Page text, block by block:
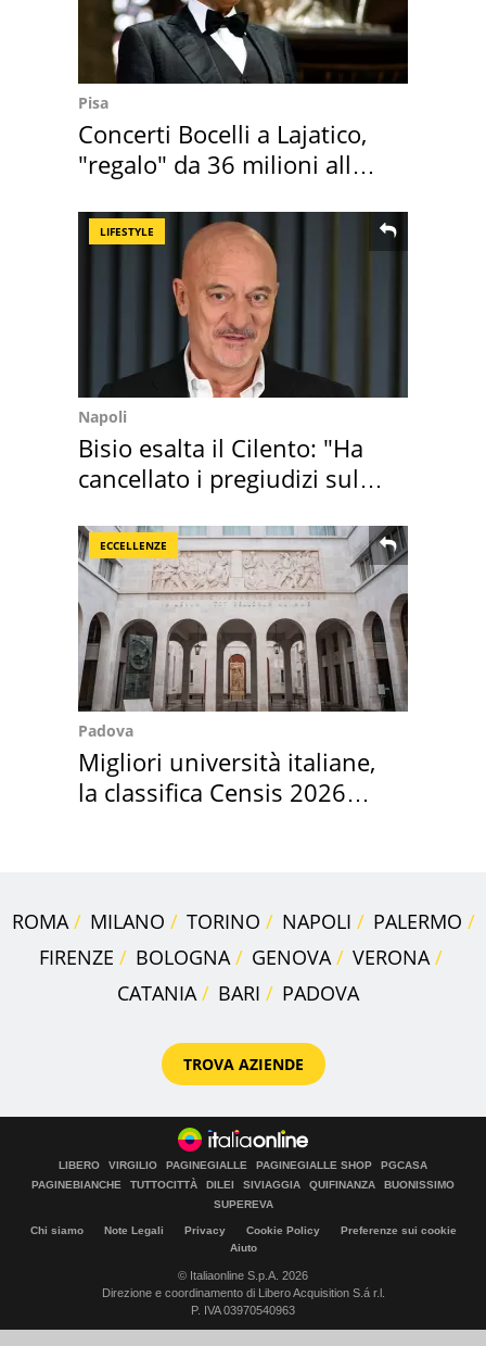
Pisa
Concerti Bocelli a Lajatico,
"regalo" da 36 milioni alla
LIFESTYLE
Napoli
Bisio esalta il Cilento: "Ha
cancellato i pregiudizi sul
ECCELLENZE
Padova
Migliori università italiane,
la classifica Censis 2026
ROMA MILANO TORINO NAPOLI
PALERMO
FIRENZE
BOLOGNA GENOVA
VERONA
CATANIA
BARI PADOVA
TROVA AZIENDE
LIBERO VIRGILIO PAGINEGIALLE PAGINEGIALLE SHOP
PGCASA
PAGINEBIANCHE
TUTTOCITTÀ DILEI SIVIAGGIA QUIFINANZA
BUONISSIMO
SUPEREVA
Chi siamo Note Legali Privacy Cookie Policy
Preferenze sui cookie
Aiuto
© Italiaonline S.p.A. 2026
Direzione e coordinamento di Libero Acquisition S.á r.l.
P. IVA 03970540963